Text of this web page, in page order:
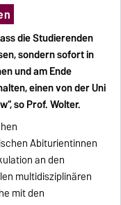
die Studierenden
sondern sofort in
und am Ende
einen von der Uni
so Prof. Wolter.
Abiturientinnen
an den
multidisziplinären
mit den